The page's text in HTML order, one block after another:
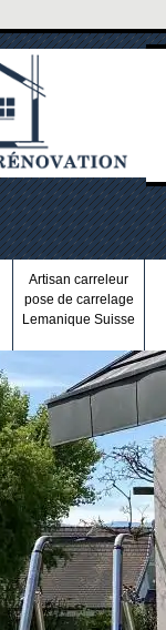
Artisan carreleur
pose de carrelage
Lemanique Suisse